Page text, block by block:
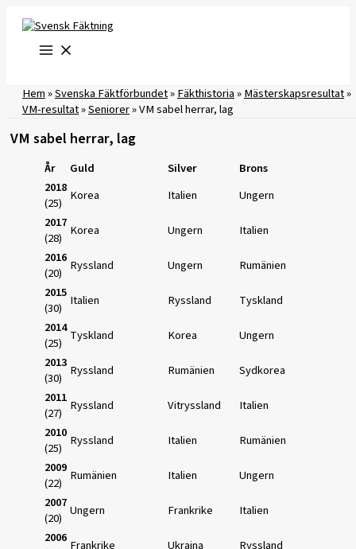
innehåll
Hem»Svenska Fäktförbundet»Fäkthistoria»Mästerskapsresultat»
VM-resultat»Seniorer»VM sabel herrar, lag
VM sabel herrar, lag
År Guld Silver
Brons
2018
(25) Korea Italien
Ungern
2017
(28) Korea Ungern
Italien
2016
(20) Ryssland Ungern
Rumänien
2015
(30) Italien Ryssland
Tyskland
2014
(25) Tyskland Korea
Ungern
2013
(30) Ryssland Rumänien
Sydkorea
2011
(27) Ryssland Vitryssland
Italien
2010
(25) Ryssland Italien
Rumänien
2009
(22) Rumänien Italien
Ungern
2007
(20) Ungern Frankrike
Italien
2006